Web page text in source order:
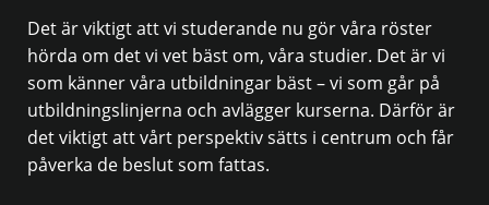
Det är viktigt att vi studerande nu gör våra röster
hörda om det vi vet bäst om, våra studier. Det är vi
som känner våra utbildningar bäst – vi som går på
utbildningslinjerna och avlägger kurserna. Därför är
det viktigt att vårt perspektiv sätts i centrum och får
påverka de beslut som fattas.